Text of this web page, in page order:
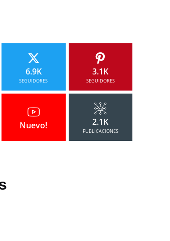
6.9K
SEGUIDORES
3.1K
SEGUIDORES
Nuevo! 2.1K
PUBLICACIONES